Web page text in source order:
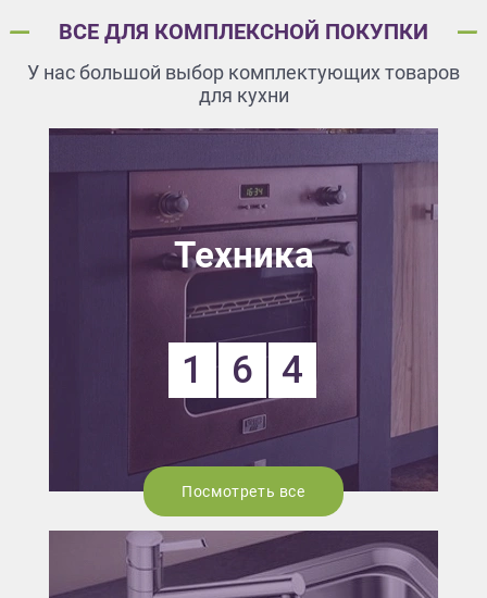
ВСЕ ДЛЯ КОМПЛЕКСНОЙ ПОКУПКИ
У нас большой выбор комплектующих товаров
для кухни
Техника
1 6 4
Посмотреть все